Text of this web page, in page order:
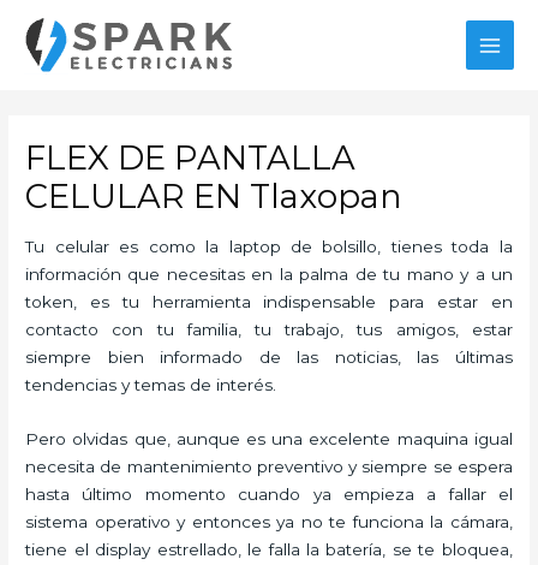
contenido
FLEX DE PANTALLA
CELULAR EN Tlaxopan
Tu celular es como la laptop de bolsillo, tienes toda la
información que necesitas en la palma de tu mano y a un
token, es tu herramienta indispensable para estar en
contacto con tu familia, tu trabajo, tus amigos, estar
siempre bien informado de las noticias, las últimas
tendencias y temas de interés.
Pero olvidas que, aunque es una excelente maquina igual
necesita de mantenimiento preventivo y siempre se espera
hasta último momento cuando ya empieza a fallar el
sistema operativo y entonces ya no te funciona la cámara,
tiene el display estrellado, le falla la batería, se te bloquea,